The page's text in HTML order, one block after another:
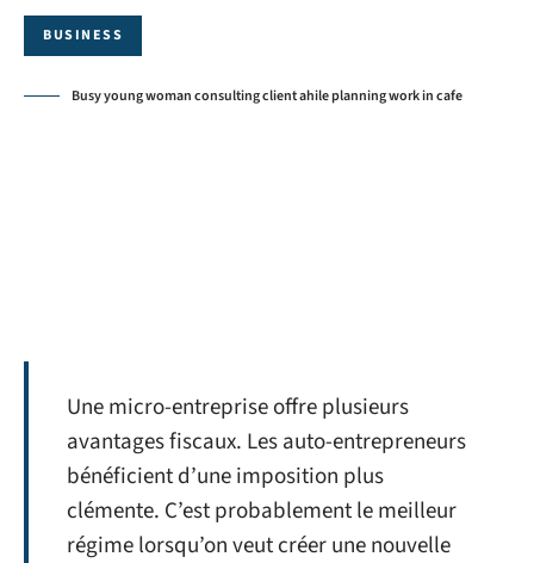
Busy young woman consulting client ahile planning work in cafe
BUSINESS
Une micro-entreprise offre plusieurs
avantages fiscaux. Les auto-entrepreneurs
bénéficient d’une imposition plus
clémente. C’est probablement le meilleur
régime lorsqu’on veut créer une nouvelle